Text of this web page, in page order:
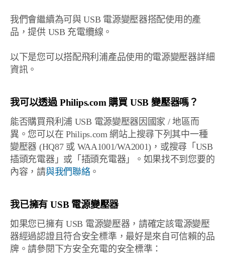
我們會繼續為可與 USB 電源變壓器搭配使用的產
品，提供 USB 充電纜線。
以下是您可以搭配飛利浦產品使用的電源變壓器詳細
資訊。
我可以透過 Philips.com 購買 USB 變壓器嗎？
能否購買飛利浦 USB 電源變壓器因國家 / 地區而
異。您可以在 Philips.com 網站上搜尋下列其中一種
變壓器 (HQ87 或 WAA1001/WA2001)，或搜尋「USB
插頭充電器」或「插頭充電器」。如果找不到您要的
內容，請與我們聯絡。
我已擁有 USB 電源變壓器
如果您已擁有 USB 電源變壓器，請確定該電源變壓
器經過認證且符合安全標準，最好是來自可信賴的品
牌。請參閱下方安全充電的安全標準：